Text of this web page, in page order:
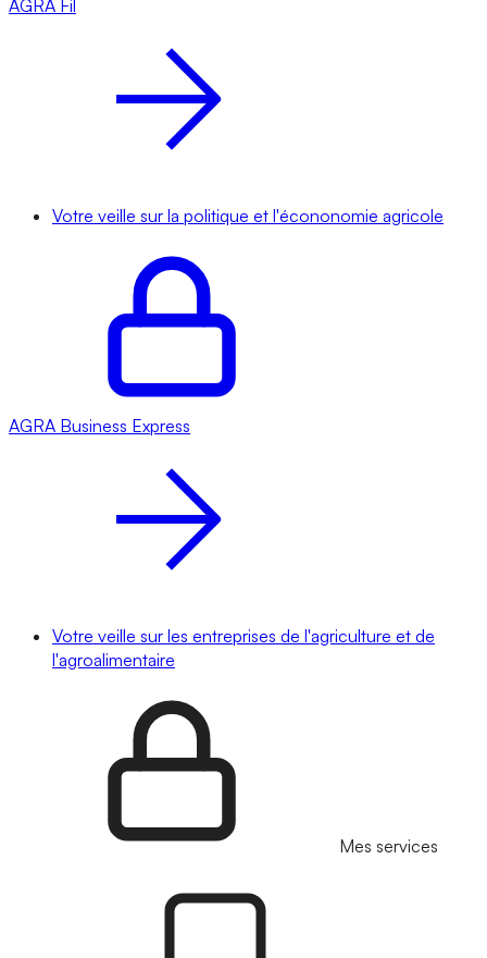
AGRA Fil
Votre veille sur la politique et l'écononomie agricole
AGRA Business Express
Votre veille sur les entreprises de l'agriculture et de
l'agroalimentaire
Mes services